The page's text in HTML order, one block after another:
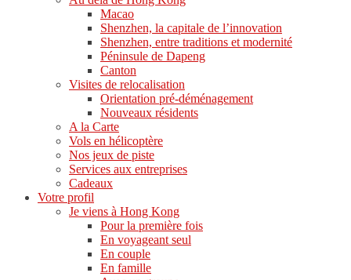
Macao
Shenzhen, la capitale de l’innovation
Shenzhen, entre traditions et modernité
Péninsule de Dapeng
Canton
Visites de relocalisation
Orientation pré-déménagement
Nouveaux résidents
A la Carte
Vols en hélicoptère
Nos jeux de piste
Services aux entreprises
Cadeaux
Votre profil
Je viens à Hong Kong
Pour la première fois
En voyageant seul
En couple
En famille